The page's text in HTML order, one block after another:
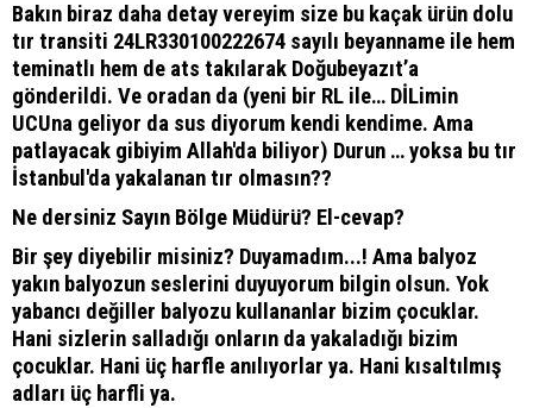
Bakın biraz daha detay vereyim size bu kaçak ürün dolu
tır transiti 24LR330100222674 sayılı beyanname ile hem
teminatlı hem de ats takılarak Doğubeyazıt’a
gönderildi. Ve oradan da (yeni bir RL ile… DİLimin
UCUna geliyor da sus diyorum kendi kendime. Ama
patlayacak gibiyim Allah'da biliyor) Durun … yoksa bu tır
İstanbul'da yakalanan tır olmasın??
Ne dersiniz Sayın Bölge Müdürü? El-cevap?
Bir şey diyebilir misiniz? Duyamadım...! Ama balyoz
yakın balyozun seslerini duyuyorum bilgin olsun. Yok
yabancı değiller balyozu kullananlar bizim çocuklar.
Hani sizlerin salladığı onların da yakaladığı bizim
çocuklar. Hani üç harfle anılıyorlar ya. Hani kısaltılmış
adları üç harfli ya.